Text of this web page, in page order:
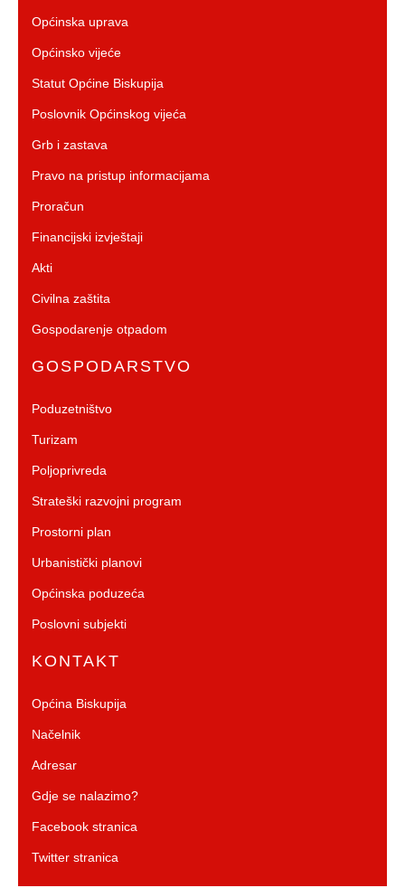
Općinska uprava
Općinsko vijeće
Statut Općine Biskupija
Poslovnik Općinskog vijeća
Grb i zastava
Pravo na pristup informacijama
Proračun
Financijski izvještaji
Akti
Civilna zaštita
Gospodarenje otpadom
GOSPODARSTVO
Poduzetništvo
Turizam
Poljoprivreda
Strateški razvojni program
Prostorni plan
Urbanistički planovi
Općinska poduzeća
Poslovni subjekti
KONTAKT
Općina Biskupija
Načelnik
Adresar
Gdje se nalazimo?
Facebook stranica
Twitter stranica